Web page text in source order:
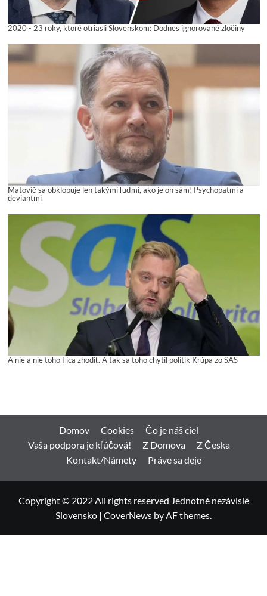
2020 - 23 roky, ktoré otriasli Slovenskom: Dodnes ignorované zločiny
Matovič sa obklopuje len takými ľuďmi, ako je on sám! Psychopatmi a
deviantmi
A nie a nie toho Fica zhodiť. A tak sa toho chytil politik Krúpa zo SAS
Domov Cookies
Čo je náš ciel
Vaša podpora je kľúčová!
Z Domova
Z Česka
Kontakt/Námety
Práve sa deje
Copyright © 2022 All rights reserved Jednotné nezávislé
Slovensko | CoverNews by AF themes.